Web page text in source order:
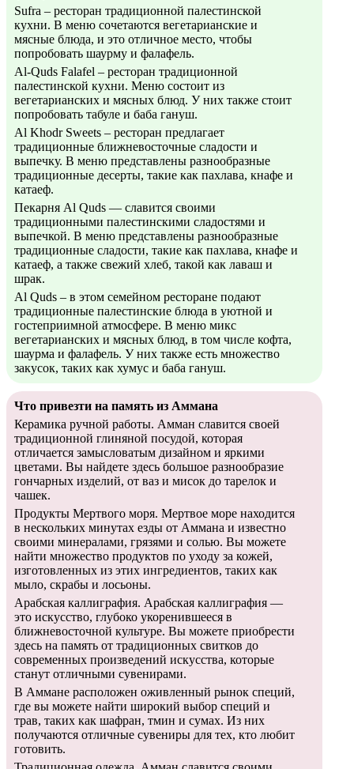
Sufra – ресторан традиционной палестинской
кухни. В меню сочетаются вегетарианские и
мясные блюда, и это отличное место, чтобы
попробовать шаурму и фалафель.
Al-Quds Falafel – ресторан традиционной
палестинской кухни. Меню состоит из
вегетарианских и мясных блюд. У них также стоит
попробовать табуле и баба гануш.
Al Khodr Sweets – ресторан предлагает
традиционные ближневосточные сладости и
выпечку. В меню представлены разнообразные
традиционные десерты, такие как пахлава, кнафе и
катаеф.
Пекарня Al Quds — славится своими
традиционными палестинскими сладостями и
выпечкой. В меню представлены разнообразные
традиционные сладости, такие как пахлава, кнафе и
катаеф, а также свежий хлеб, такой как лаваш и
шрак.
Al Quds – в этом семейном ресторане подают
традиционные палестинские блюда в уютной и
гостеприимной атмосфере. В меню микс
вегетарианских и мясных блюд, в том числе кофта,
шаурма и фалафель. У них также есть множество
закусок, таких как хумус и баба гануш.
Что привезти на память из Аммана
Керамика ручной работы. Амман славится своей
традиционной глиняной посудой, которая
отличается замысловатым дизайном и яркими
цветами. Вы найдете здесь большое разнообразие
гончарных изделий, от ваз и мисок до тарелок и
чашек.
Продукты Мертвого моря. Мертвое море находится
в нескольких минутах езды от Аммана и известно
своими минералами, грязями и солью. Вы можете
найти множество продуктов по уходу за кожей,
изготовленных из этих ингредиентов, таких как
мыло, скрабы и лосьоны.
Арабская каллиграфия. Арабская каллиграфия —
это искусство, глубоко укоренившееся в
ближневосточной культуре. Вы можете приобрести
здесь на память от традиционных свитков до
современных произведений искусства, которые
станут отличными сувенирами.
В Аммане расположен оживленный рынок специй,
где вы можете найти широкий выбор специй и
трав, таких как шафран, тмин и сумах. Из них
получаются отличные сувениры для тех, кто любит
готовить.